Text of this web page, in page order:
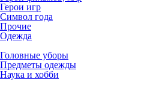
Герои игр
Символ года
Прочие
Одежда
Головные уборы
Предметы одежды
Наука и хобби